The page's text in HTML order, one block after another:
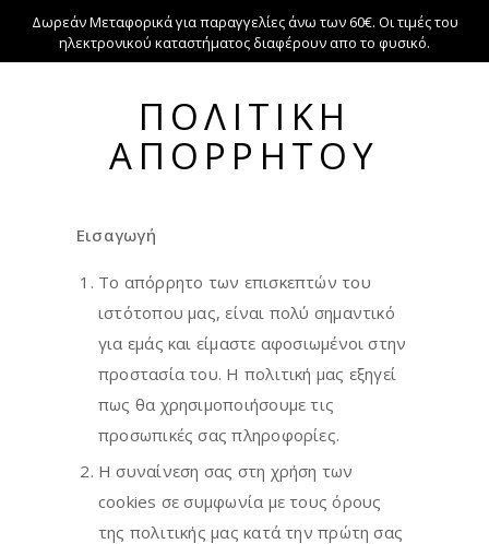
Δωρεάν Μεταφορικά για παραγγελίες άνω των 60€. Οι τιμές του
ηλεκτρονικού καταστήματος διαφέρουν απο το φυσικό.
HOME ΠΟΛΙΤΙΚΉ ΑΠΟΡΡΉΤΟΥ
ΠΟΛΙΤΙΚΉ
ΑΠΟΡΡΉΤΟΥ
Εισαγωγή
Το απόρρητο των επισκεπτών του
ιστότοπου μας, είναι πολύ σημαντικό
για εμάς και είμαστε αφοσιωμένοι στην
προστασία του. Η πολιτική μας εξηγεί
πως θα χρησιμοποιήσουμε τις
προσωπικές σας πληροφορίες.
Η συναίνεση σας στη χρήση των
cookies σε συμφωνία με τους όρους
της πολιτικής μας κατά την πρώτη σας